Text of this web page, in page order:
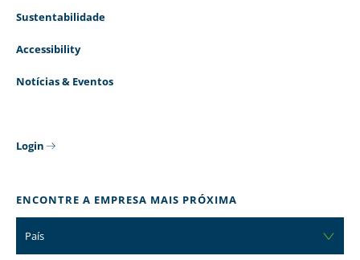
Sustentabilidade
Accessibility
Notícias & Eventos
Login
ENCONTRE A EMPRESA MAIS PRÓXIMA
País